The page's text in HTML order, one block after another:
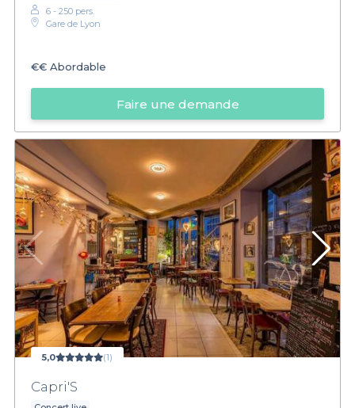
6 - 250 pers.
Gare de Lyon
€€ Abordable
Faire une demande
5,0 (1)
Capri'S